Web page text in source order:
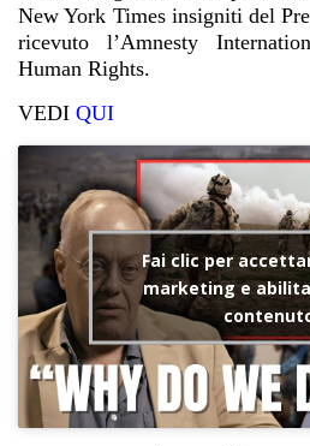
New York Times insigniti del
ricevuto l’Amnesty
Human Rights.
VEDI QUI
Fai clic per
marketing e